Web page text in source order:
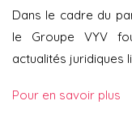
Dans le cadre du
le Groupe VYV
actualités juridiques
Pour en savoir plus